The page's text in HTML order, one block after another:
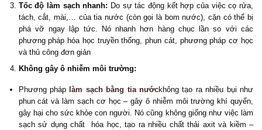
Tốc độ làm sạch nhanh: Do sự tác động kết hợp của việc cọ rửa,
tách, cắt, mài,… của tia nước (còn gọi là bom nước), cặn có thể bị
phá vỡ ngay lập tức. Nó nhanh hơn hàng chục lần so với các
phương pháp hóa học truyền thống, phun cát, phương pháp cơ học
và thủ công đơn giản
Không gây ô nhiễm môi trường:
Phương pháp làm sạch bằng tia nướckhông tạo ra nhiều bụi như
phun cát và làm sạch cơ học – gây ô nhiễm môi trường khí quyển,
gây hại cho sức khỏe con người. Nó cũng không giống như việc làm
sạch sử dụng chất hóa học, tạo ra nhiều chất thải axit và kiềm –